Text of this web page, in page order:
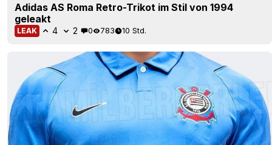
Adidas AS Roma Retro-Trikot im Stil von 1994
geleakt
LEAK 4 2 0 783 10 Std.